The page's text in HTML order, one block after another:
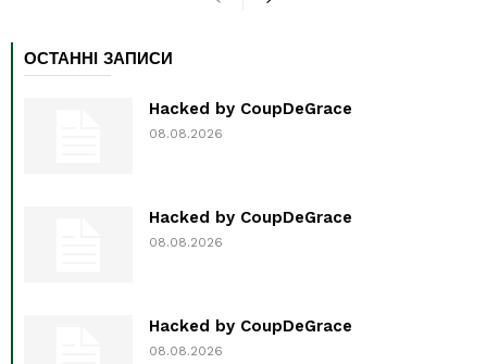
ОСТАННІ ЗАПИСИ
Hacked by CoupDeGrace
08.08.2026
Hacked by CoupDeGrace
08.08.2026
Hacked by CoupDeGrace
08.08.2026